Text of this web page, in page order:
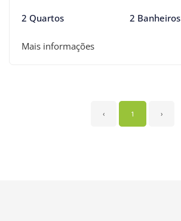
2 Quartos 2 Banheiros
Mais informações
‹ 1 ›